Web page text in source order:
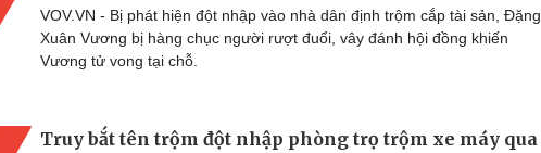
VOV.VN - Bị phát hiện đột nhập vào nhà dân định trộm cắp tài sản, Đặng
Xuân Vương bị hàng chục người rượt đuổi, vây đánh hội đồng khiến
Vương tử vong tại chỗ.
Truy bắt tên trộm đột nhập phòng trọ trộm xe máy qua